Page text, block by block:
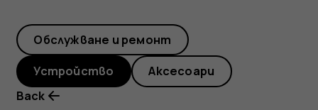
въвеждане
наОбслужване и ремонт
Устройство
Аксесоари
Back